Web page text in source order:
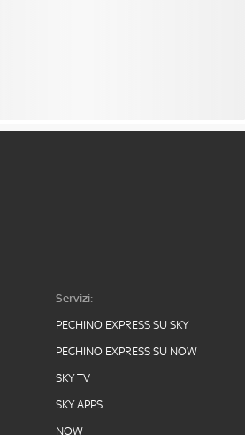
Servizi:
PECHINO EXPRESS SU SKY
PECHINO EXPRESS SU NOW
SKY TV
SKY APPS
NOW